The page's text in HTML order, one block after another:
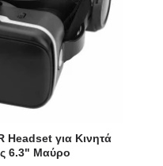
Headset για Κινητά
6.3" Μαύρο